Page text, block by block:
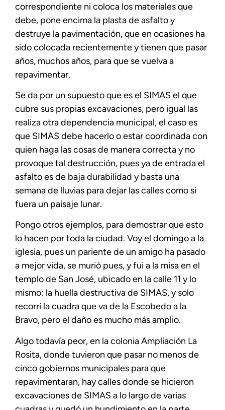
correspondiente ni coloca los materiales que
debe, pone encima la plasta de asfalto y
destruye la pavimentación, que en ocasiones ha
sido colocada recientemente y tienen que pasar
años, muchos años, para que se vuelva a
repavimentar.
Se da por un supuesto que es el SIMAS el que
cubre sus propias excavaciones, pero igual las
realiza otra dependencia municipal, el caso es
que SIMAS debe hacerlo o estar coordinada con
quien haga las cosas de manera correcta y no
provoque tal destrucción, pues ya de entrada el
asfalto es de baja durabilidad y basta una
semana de lluvias para dejar las calles como si
fuera un paisaje lunar.
Pongo otros ejemplos, para demostrar que esto
lo hacen por toda la ciudad. Voy el domingo a la
iglesia, pues un pariente de un amigo ha pasado
a mejor vida, se murió pues, y fui a la misa en el
templo de San José, ubicado en la calle 11 y lo
mismo: la huella destructiva de SIMAS, y solo
recorrí la cuadra que va de la Escobedo a la
Bravo, pero el daño es mucho más amplio.
Algo todavía peor, en la colonia Ampliación La
Rosita, donde tuvieron que pasar no menos de
cinco gobiernos municipales para que
repavimentaran, hay calles donde se hicieron
excavaciones de SIMAS a lo largo de varias